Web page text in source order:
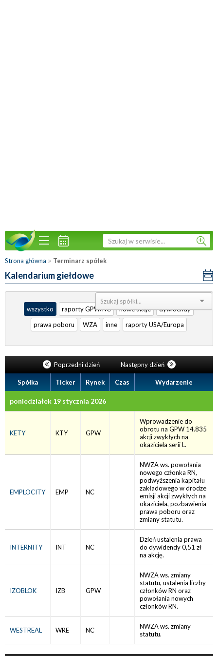
Strona główna » Terminarz spółek
Kalendarium giełdowe
Sortuj:
wszystko
raporty GPW/NC nowe akcje
dywidendy
prawa poboru
WZA inne raporty USA/Europa
Poprzedni dzień Następny dzień
Spółka Ticker Rynek Czas Wydarzenie
poniedziałek 19 stycznia 2026
KETY KTY GPW
Wprowadzenie do
obrotu na GPW 14.835
akcji zwykłych na
okaziciela serii L.
EMPLOCITY EMP NC
NWZA ws. powołania
nowego członka RN,
podwyższenia kapitału
zakładowego w drodze
emisji akcji zwykłych na
okaziciela, pozbawienia
prawa poboru oraz
zmiany statutu.
INTERNITY INT NC
Dzień ustalenia prawa
do dywidendy 0,51 zł
na akcję.
IZOBLOK IZB GPW
NWZA ws. zmiany
statutu, ustalenia liczby
członków RN oraz
powołania nowych
członków RN.
WESTREAL WRE NC
NWZA ws. zmiany
statutu.